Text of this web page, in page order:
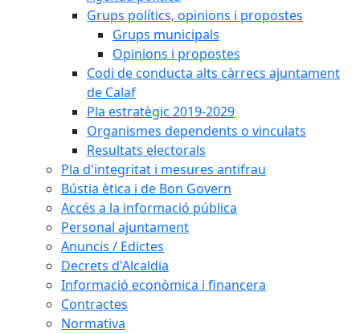
Grups polítics, opinions i propostes
Grups municipals
Opinions i propostes
Codi de conducta alts càrrecs ajuntament
de Calaf
Pla estratègic 2019-2029
Organismes dependents o vinculats
Resultats electorals
Pla d'integritat i mesures antifrau
Bústia ètica i de Bon Govern
Accés a la informació pública
Personal ajuntament
Anuncis / Edictes
Decrets d'Alcaldia
Informació econòmica i financera
Contractes
Normativa